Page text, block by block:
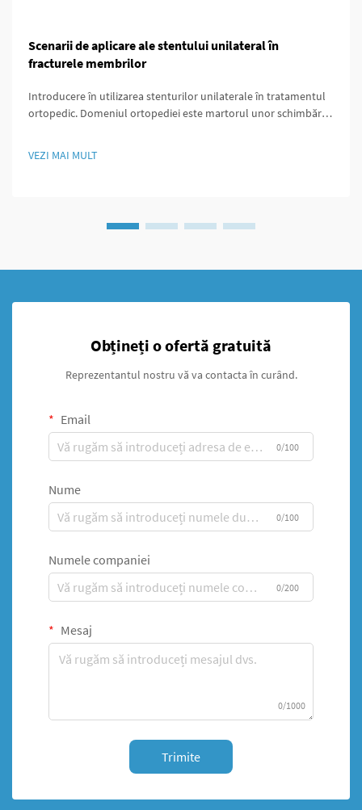
Scenarii de aplicare ale stentului unilateral în
fracturele membrilor
Introducere în utilizarea stenturilor unilaterale în tratamentul
ortopedic. Domeniul ortopediei este martorul unor schimbări
decadelor, medicii au utilizat în principal fixarea externă de...
VEZI MAI MULT
Obțineți o ofertă gratuită
Reprezentantul nostru vă va contacta în curând.
Email
0/100
Nume
0/100
Numele companiei
0/200
Mesaj
0/1000
Trimite